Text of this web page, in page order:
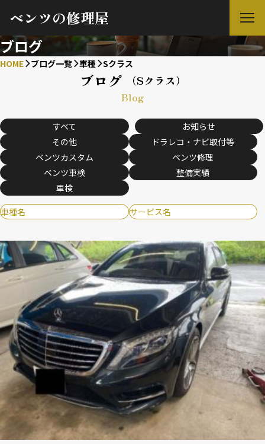
ベンツの修理屋
ブログ
HOME ブログ一覧 車種 Sクラス
ブログ （Sクラス）
Blog
すべて
お知らせ
その他
ドラレコ・ナビ取付等
ベンツカスタム
ベンツ修理
ベンツ車検
整備実績
車検